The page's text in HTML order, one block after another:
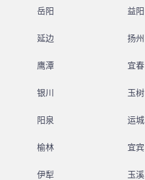
岳阳 益阳
延边 扬州
鹰潭 宜春
银川 玉树
阳泉 运城
榆林 宜宾
伊犁 玉溪